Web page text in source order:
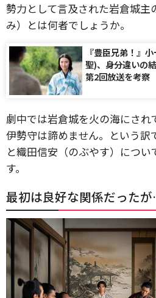
勢力として言及された岩倉城主
み）とは何者でしょうか。
『豊臣兄弟！』
聖)、身分違いの
第2回放送を考察
劇中では岩倉城を火の海にされ
伊勢守は諦めません。という訳
と織田信安（のぶやす）につい
す。
最初は良好な関係だった